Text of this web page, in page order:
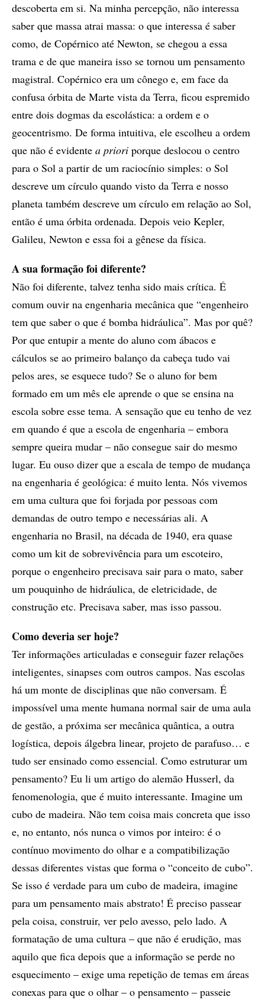
descoberta em si. Na minha percepção, não interessa
saber que massa atrai massa: o que interessa é saber
como, de Copérnico até Newton, se chegou a essa
trama e de que maneira isso se tornou um pensamento
magistral. Copérnico era um cônego e, em face da
confusa órbita de Marte vista da Terra, ficou espremido
entre dois dogmas da escolástica: a ordem e o
geocentrismo. De forma intuitiva, ele escolheu a ordem
que não é evidente a priori porque deslocou o centro
para o Sol a partir de um raciocínio simples: o Sol
descreve um círculo quando visto da Terra e nosso
planeta também descreve um círculo em relação ao Sol,
então é uma órbita ordenada. Depois veio Kepler,
Galileu, Newton e essa foi a gênese da física.
A sua formação foi diferente?
Não foi diferente, talvez tenha sido mais crítica. É
comum ouvir na engenharia mecânica que “engenheiro
tem que saber o que é bomba hidráulica”. Mas por quê?
Por que entupir a mente do aluno com ábacos e
cálculos se ao primeiro balanço da cabeça tudo vai
pelos ares, se esquece tudo? Se o aluno for bem
formado em um mês ele aprende o que se ensina na
escola sobre esse tema. A sensação que eu tenho de vez
em quando é que a escola de engenharia – embora
sempre queira mudar – não consegue sair do mesmo
lugar. Eu ouso dizer que a escala de tempo de mudança
na engenharia é geológica: é muito lenta. Nós vivemos
em uma cultura que foi forjada por pessoas com
demandas de outro tempo e necessárias ali. A
engenharia no Brasil, na década de 1940, era quase
como um kit de sobrevivência para um escoteiro,
porque o engenheiro precisava sair para o mato, saber
um pouquinho de hidráulica, de eletricidade, de
construção etc. Precisava saber, mas isso passou.
Como deveria ser hoje?
Ter informações articuladas e conseguir fazer relações
inteligentes, sinapses com outros campos. Nas escolas
há um monte de disciplinas que não conversam. É
impossível uma mente humana normal sair de uma aula
de gestão, a próxima ser mecânica quântica, a outra
logística, depois álgebra linear, projeto de parafuso… e
tudo ser ensinado como essencial. Como estruturar um
pensamento? Eu li um artigo do alemão Husserl, da
fenomenologia, que é muito interessante. Imagine um
cubo de madeira. Não tem coisa mais concreta que isso
e, no entanto, nós nunca o vimos por inteiro: é o
contínuo movimento do olhar e a compatibilização
dessas diferentes vistas que forma o “conceito de cubo”.
Se isso é verdade para um cubo de madeira, imagine
para um pensamento mais abstrato! É preciso passear
pela coisa, construir, ver pelo avesso, pelo lado. A
formatação de uma cultura – que não é erudição, mas
aquilo que fica depois que a informação se perde no
esquecimento – exige uma repetição de temas em áreas
conexas para que o olhar – o pensamento – passeie